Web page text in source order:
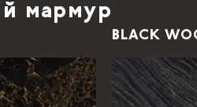
мармур
BLACK